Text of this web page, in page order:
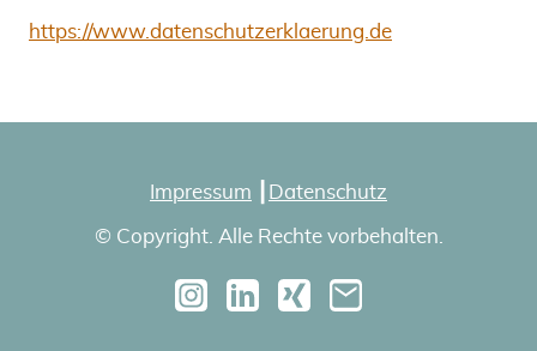
https://www.datenschutzerklaerung.de
Impressum Datenschutz
© Copyright. Alle Rechte vorbehalten.